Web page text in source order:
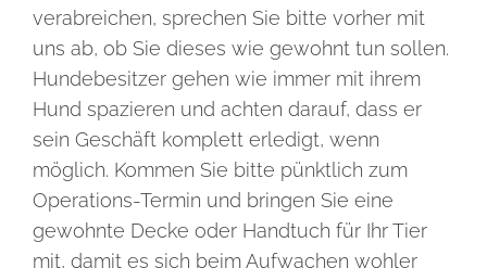
verabreichen, sprechen Sie bitte vorher mit
uns ab, ob Sie dieses wie gewohnt tun sollen.
Hundebesitzer gehen wie immer mit ihrem
Hund spazieren und achten darauf, dass er
sein Geschäft komplett erledigt, wenn
möglich. Kommen Sie bitte pünktlich zum
Operations-Termin und bringen Sie eine
gewohnte Decke oder Handtuch für Ihr Tier
mit, damit es sich beim Aufwachen wohler